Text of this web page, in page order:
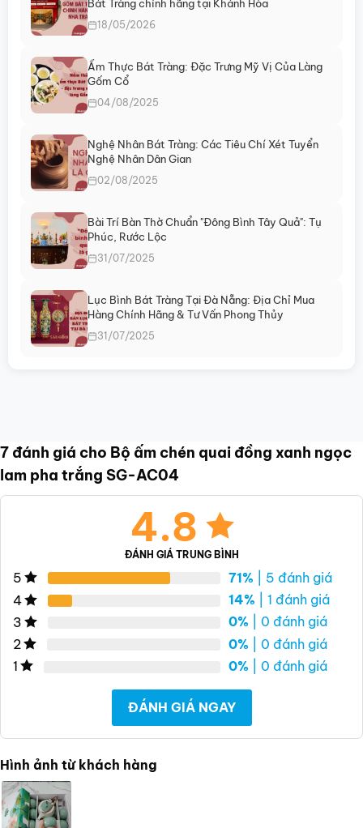
Bát Tràng chính hãng tại Khánh Hòa
18/05/2026
Ẩm Thực Bát Tràng: Đặc Trưng Mỹ Vị Của Làng
Gốm Cổ
04/08/2025
Nghệ Nhân Bát Tràng: Các Tiêu Chí Xét Tuyển
Nghệ Nhân Dân Gian
02/08/2025
Bài Trí Bàn Thờ Chuẩn "Đông Bình Tây Quả": Tụ
Phúc, Rước Lộc
31/07/2025
Lục Bình Bát Tràng Tại Đà Nẵng: Địa Chỉ Mua
Hàng Chính Hãng & Tư Vấn Phong Thủy
31/07/2025
7 đánh giá cho Bộ ấm chén quai đồng xanh ngọc
lam pha trắng SG-AC04
4.8
ĐÁNH GIÁ TRUNG BÌNH
5 71% | 5 đánh giá
4
14% | 1 đánh giá
3
0% | 0 đánh giá
2
0% | 0 đánh giá
1
0% | 0 đánh giá
ĐÁNH GIÁ NGAY
Hình ảnh từ khách hàng